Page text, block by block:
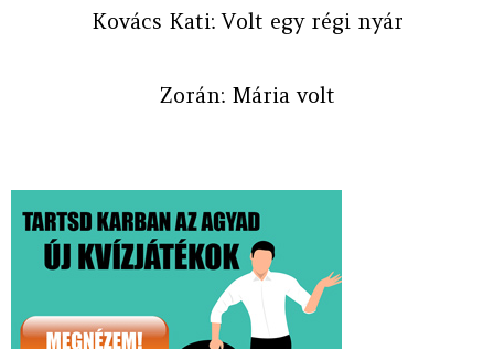
Kovács Kati: Volt egy régi nyár
Zorán: Mária volt